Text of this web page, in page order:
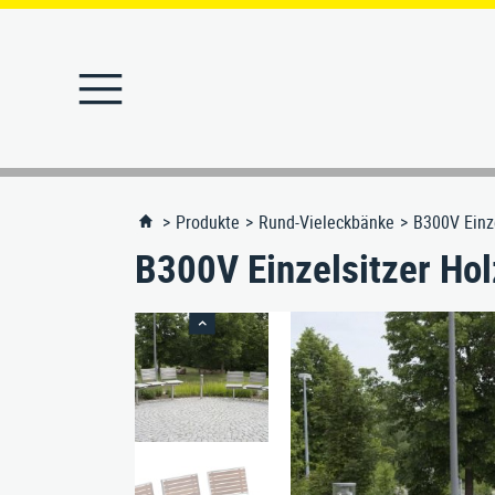
STARTSEITE
MERKLISTE
REFERENZEN
PRODUKTE
Abfallbehälter
Abfallbehälter-Ascher
Absperrpfosten
Angebote
Ascher
Produkte Rund-Vieleckbänke B300V
B300V Einzelsitzer